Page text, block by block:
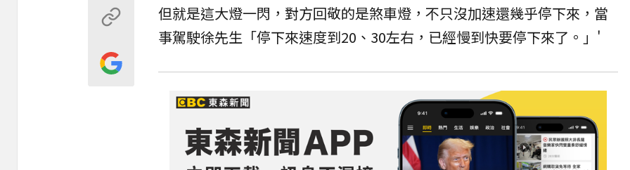
但就是這大燈一閃，對方回敬的是煞車燈，不只沒加速還幾乎停下來，當
事駕駛徐先生「停下來速度到20、30左右，已經慢到快要停下來了。」'